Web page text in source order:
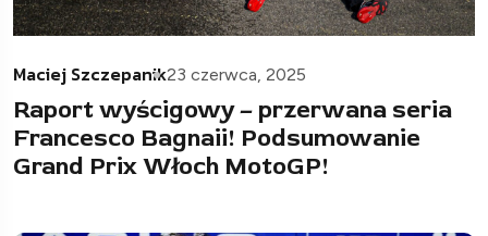
Maciej Szczepanik23 czerwca, 2025
Raport wyścigowy – przerwana seria
Francesco Bagnaii! Podsumowanie
Grand Prix Włoch MotoGP!